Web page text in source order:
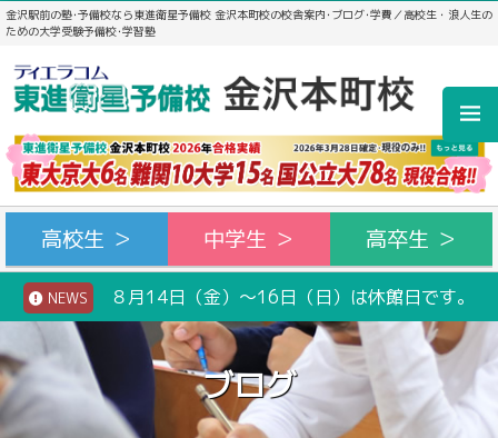
金沢駅前の塾･予備校なら東進衛星予備校 金沢本町校の校舎案内･ブログ･学費／高校生・浪人生の
ための大学受験予備校･学習塾
高校生 ＞ 中学生 ＞ 高卒生 ＞
NEWS ８月14日（金）～16日（日）は休館日です。
ブログ